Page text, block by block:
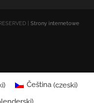
| Strony internetowe
) Čeština(czeski)